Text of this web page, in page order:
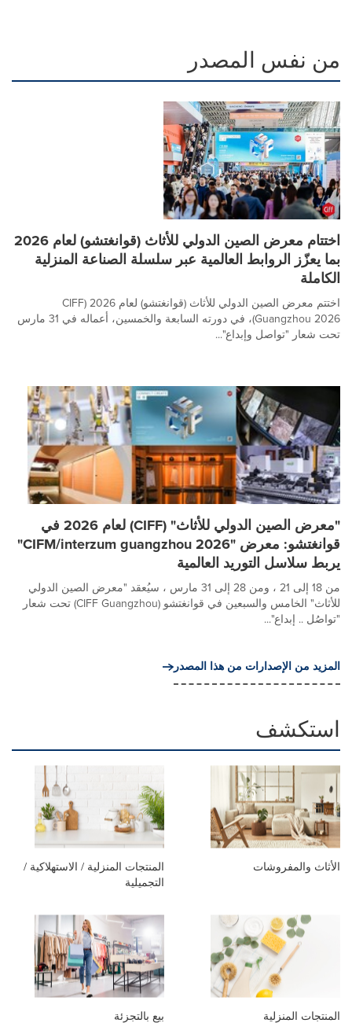
من نفس المصدر
اختتام معرض الصين الدولي للأثاث (قوانغتشو) لعام 2026
بما يعزّز الروابط العالمية عبر سلسلة الصناعة المنزلية
الكاملة
اختتم معرض الصين الدولي للأثاث (قوانغتشو) لعام 2026 (CIFF
Guangzhou 2026)، في دورته السابعة والخمسين، أعماله في 31 مارس
تحت شعار "تواصل وإبداع"...
"معرض الصين الدولي للأثاث" (CIFF) لعام 2026 في
قوانغتشو: معرض "CIFM/interzum guangzhou 2026"
يربط سلاسل التوريد العالمية
من 18 إلى 21 ، ومن 28 إلى 31 مارس ، سيُعقد "معرض الصين الدولي
للأثاث" الخامس والسبعين في قوانغتشو (CIFF Guangzhou) تحت شعار
"تواصُل .. إبداع"...
المزيد من الإصدارات من هذا المصدر
استكشف
الأثاث والمفروشات
المنتجات المنزلية / الاستهلاكية /
التجميلية
المنتجات المنزلية بيع بالتجزئة